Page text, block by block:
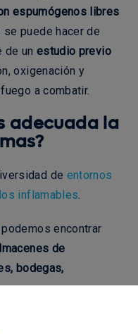
espumógenos libres
se puede hacer de
de un estudio previo
oxigenación y
a combatir.
adecuada la
de entornos
inflamables.
podemos encontrar
de
bodegas,
el tipo de espuma a